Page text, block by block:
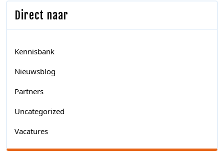
Direct naar
Kennisbank
Nieuwsblog
Partners
Uncategorized
Vacatures